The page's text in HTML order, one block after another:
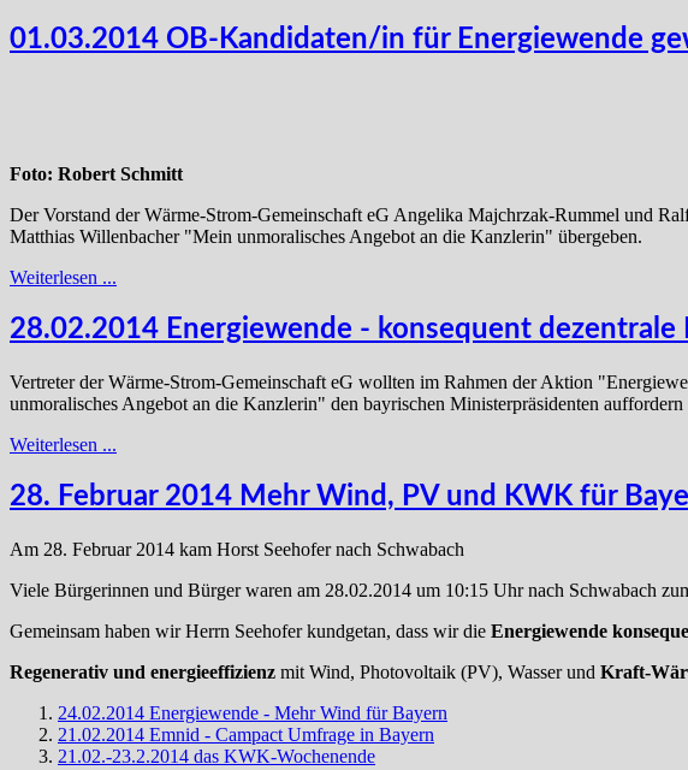
01.03.2014 OB-Kandidaten/in für Energiewende
Foto: Robert Schmitt
Der Vorstand der Wärme-Strom-Gemeinschaft eG Angelika Majchrzak-Rummel und
Matthias Willenbacher "Mein unmoralisches Angebot an die Kanzlerin" übergeben.
Weiterlesen ...
28.02.2014 Energiewende - konsequent dezentrale
Vertreter der Wärme-Strom-Gemeinschaft eG wollten im Rahmen der Aktion
unmoralisches Angebot an die Kanzlerin" den bayrischen Ministerpräsidenten
Weiterlesen ...
28. Februar 2014 Mehr Wind, PV und KWK für
Am 28. Februar 2014 kam Horst Seehofer nach Schwabach
Viele Bürgerinnen und Bürger waren am 28.02.2014 um 10:15 Uhr nach Schwabach
Gemeinsam haben wir Herrn Seehofer kundgetan, dass wir die Energiewende
Regenerativ und energieeffizienz mit Wind, Photovoltaik (PV), Wasser und Kraft-
24.02.2014 Energiewende - Mehr Wind für Bayern
21.02.2014 Emnid - Campact Umfrage in Bayern
21.02.-23.2.2014 das KWK-Wochenende